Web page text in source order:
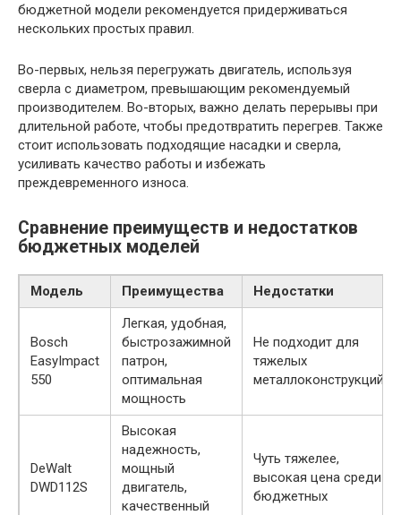
бюджетной модели рекомендуется придерживаться
нескольких простых правил.
Во-первых, нельзя перегружать двигатель, используя
сверла с диаметром, превышающим рекомендуемый
производителем. Во-вторых, важно делать перерывы при
длительной работе, чтобы предотвратить перегрев. Также
стоит использовать подходящие насадки и сверла,
усиливать качество работы и избежать
преждевременного износа.
Сравнение преимуществ и недостатков
бюджетных моделей
Модель Преимущества Недостатки
Bosch
EasyImpact
550
Легкая, удобная,
быстрозажимной
патрон,
оптимальная
мощность
Не подходит для
тяжелых
металлоконструкций
DeWalt
DWD112S
Высокая
надежность,
мощный
двигатель,
качественный
Чуть тяжелее,
высокая цена среди
бюджетных